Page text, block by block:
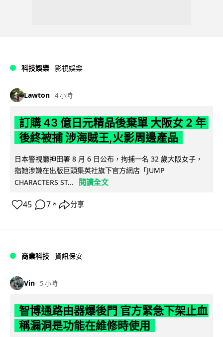
科技娛樂 影視娛樂
Lawton 4 小時
訂購 43 億日元精品後棄單 大阪女 2 年
後終被捕 涉海賊王,火影周邊產品
日本警視廳神田署 8 月 6 日公布，拘捕一名 32 歲大阪女子，
指她涉嫌在出版巨頭集英社旗下官方網店「JUMP
CHARACTERS ST...
閱讀全文
45 7 ↗ 分享
商業科技 資訊保安
Vin 5 小時
智博通路由器爆後門 官方緊急下架止血
稱漏洞是功能在維修時使用